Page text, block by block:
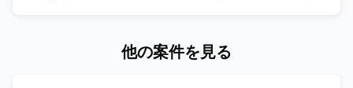
データベースはMySQL、Redis、Elasticsearchを利用し、
スに関わることができます。 【開発環境】 バックエンドは他の案件を見る